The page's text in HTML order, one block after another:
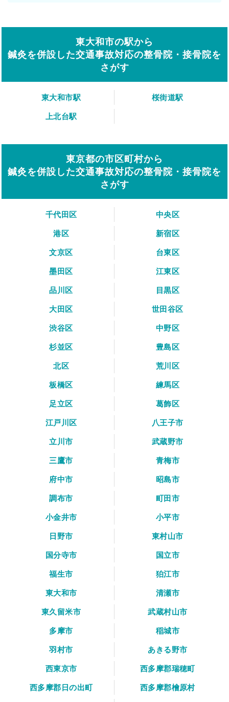
東大和市の駅から
鍼灸を併設した交通事故対応の整骨院・接骨院を
さがす
東大和市駅
桜街道駅
上北台駅
東京都の市区町村から
鍼灸を併設した交通事故対応の整骨院・接骨院を
さがす
千代田区
中央区
港区
新宿区
文京区
台東区
墨田区
江東区
品川区
目黒区
大田区
世田谷区
渋谷区
中野区
杉並区
豊島区
北区
荒川区
板橋区
練馬区
足立区
葛飾区
江戸川区
八王子市
立川市
武蔵野市
三鷹市
青梅市
府中市
昭島市
調布市
町田市
小金井市
小平市
日野市
東村山市
国分寺市
国立市
福生市
狛江市
東大和市
清瀬市
東久留米市
武蔵村山市
多摩市
稲城市
羽村市
あきる野市
西東京市
西多摩郡瑞穂町
西多摩郡日の出町
西多摩郡檜原村